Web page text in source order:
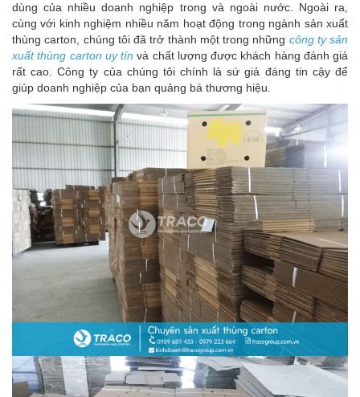
dùng của nhiều doanh nghiệp trong và ngoài nước. Ngoài ra,
cùng với kinh nghiệm nhiều năm hoạt động trong ngành sản xuất
thùng carton, chúng tôi đã trở thành một trong những công ty sản
xuất thùng carton uy tín và chất lượng được khách hàng đánh giá
rất cao. Công ty của chúng tôi chính là sứ giả đáng tin cậy để
giúp doanh nghiệp của bạn quảng bá thương hiệu.